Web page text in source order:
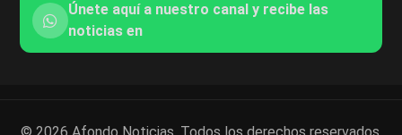
Únete aquí a nuestro canal y recibe las
noticias en